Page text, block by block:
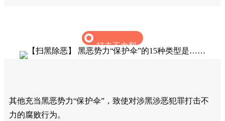
打击不力型
其他充当黑恶势力“保护伞”，致使对涉黑涉恶犯罪打击不
力的腐败行为。‍